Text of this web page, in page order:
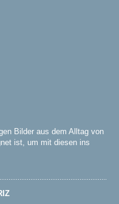
Bilder aus dem Alltag von
ist, um mit diesen ins